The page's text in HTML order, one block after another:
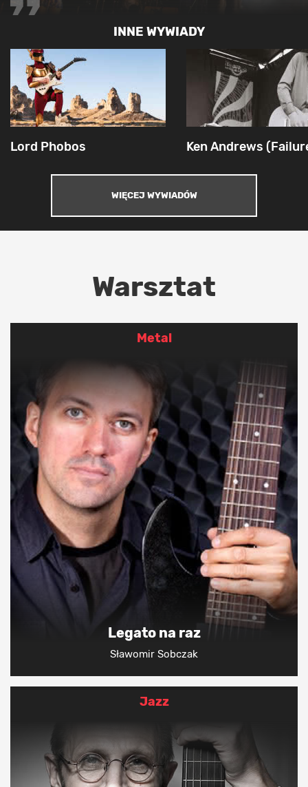
INNE WYWIADY
Lord Phobos Ken Andrews
WIĘCEJ WYWIADÓW
Warsztat
Metal
Legato na raz
Sławomir Sobczak
Jazz